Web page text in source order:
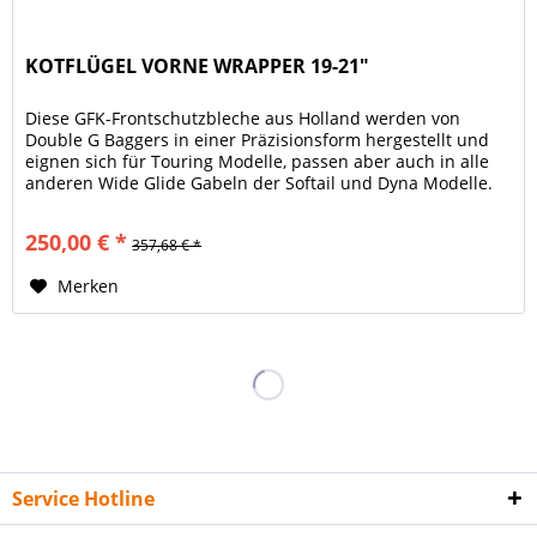
KOTFLÜGEL VORNE WRAPPER 19-21"
Diese GFK-Frontschutzbleche aus Holland werden von
Double G Baggers in einer Präzisionsform hergestellt und
eignen sich für Touring Modelle, passen aber auch in alle
anderen Wide Glide Gabeln der Softail und Dyna Modelle.
250,00 € * 357,68 € *
Merken
Service Hotline